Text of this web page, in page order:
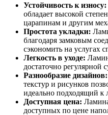
Устойчивость к износу:
обладает высокой
царапинам и другим
Простота укладки:
благодаря замковым
сэкономить на услугах
Легкость в уходе:
достаточно регулярной
Разнообразие дизайнов:
текстур и рисунков
идеально подходящий к
Доступная цена:
доступных по цене